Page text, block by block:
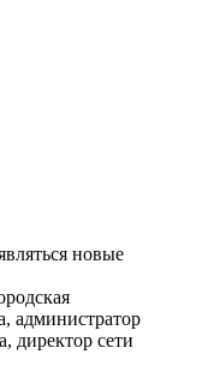
новые
администратор
директор сети